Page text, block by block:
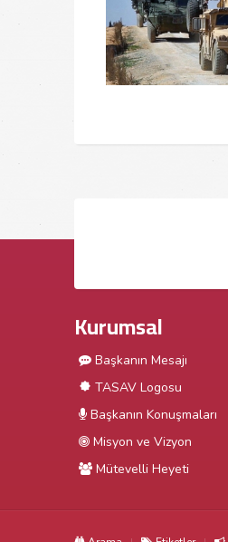
Kurumsal
Başkanın Mesajı
TASAV Logosu
Başkanın Konuşmaları
Misyon ve Vizyon
Mütevelli Heyeti